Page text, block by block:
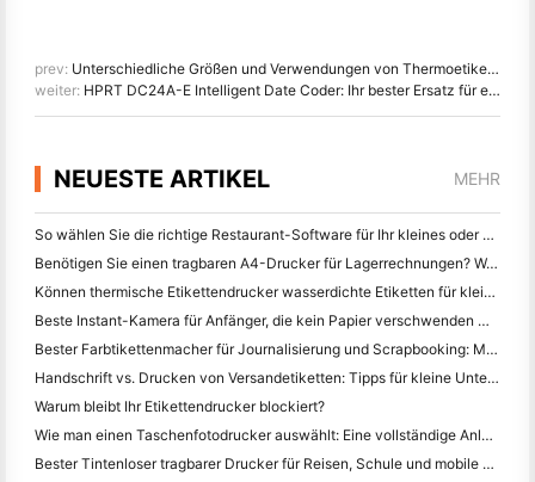
prev: Unterschiedliche Größen und Verwendungen von Thermoetikettendruckern verstehen
weiter: HPRT DC24A-E Intelligent Date Coder: Ihr bester Ersatz für eine Heißprägekodiermaschine
NEUESTE ARTIKEL MEHR
So wählen Sie die richtige Restaurant-Software für Ihr kleines oder mittleres Restaurant
Benötigen Sie einen tragbaren A4-Drucker für Lagerrechnungen? Was eigentlich funktioniert
Können thermische Etikettendrucker wasserdichte Etiketten für kleine Unternehmen herstellen?
Beste Instant-Kamera für Anfänger, die kein Papier verschwenden wollen
Bester Farbtikettenmacher für Journalisierung und Scrapbooking: Mehr Farbe auf jeder Seite hinzufügen
Handschrift vs. Drucken von Versandetiketten: Tipps für kleine Unternehmen im Jahr 2026
Warum bleibt Ihr Etikettendrucker blockiert?
Wie man einen Taschenfotodrucker auswählt: Eine vollständige Anleitung für Journalisten, Reisende und iPhone-Benutzer
Bester Tintenloser tragbarer Drucker für Reisen, Schule und mobile Arbeit: Hanin MT620 Pro Review